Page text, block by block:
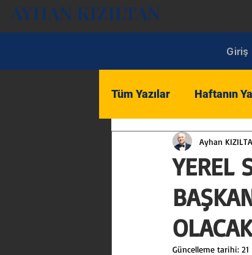
AYHAN KIZILTAN
Giriş
Tüm Yazılar Haftanın
Ekonomi
Turizm
Ekonomi ve Sektör
YEREL
OLACAK
Ayhan
Güncelleme tarihi: 21